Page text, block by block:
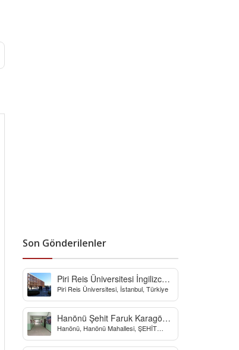
Son Gönderilenler
Piri Reis Üniversitesi İngilizce
Hazırlık Bölümü
Piri Reis Üniversitesi, İstanbul, Türkiye
Hanönü Şehit Faruk Karagöz
Yatılı Bölge Ortaokulu
Hanönü, Hanönü Mahallesi, ŞEHİT
Sokak, Kastamonu, Türkiye